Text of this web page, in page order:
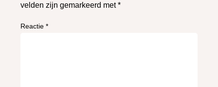
velden zijn gemarkeerd met*
Reactie*